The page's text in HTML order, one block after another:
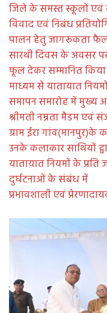
जिले के समस्त स्कूलों एवं
विवाद एवं निबंध
पालन हेतु जागरूकता
सारथी दिवस के अवसर
फूल देकर सम्मानित
माध्यम से यातायात
समापन समारोह में मुख्य
श्रीमती नम्रता मैडम एवं
ग्राम ईरा
उनके कलाकार साथियों
यातायात नियमों के
दुर्घटनाओं के संबंध में
प्रभावशाली एवं